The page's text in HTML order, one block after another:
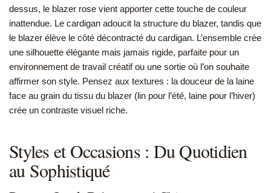
dessus, le blazer rose vient apporter cette touche de couleur
inattendue. Le cardigan adoucit la structure du blazer, tandis que
le blazer élève le côté décontracté du cardigan. L’ensemble crée
une silhouette élégante mais jamais rigide, parfaite pour un
environnement de travail créatif ou une sortie où l’on souhaite
affirmer son style. Pensez aux textures : la douceur de la laine
face au grain du tissu du blazer (lin pour l’été, laine pour l’hiver)
crée un contraste visuel riche.
Styles et Occasions : Du Quotidien
au Sophistiqué